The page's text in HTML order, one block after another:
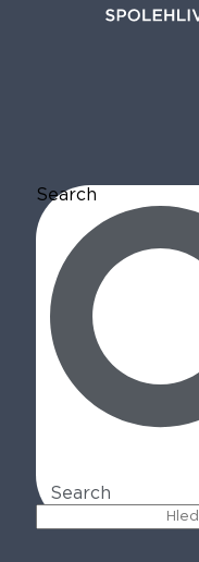
Search
Search